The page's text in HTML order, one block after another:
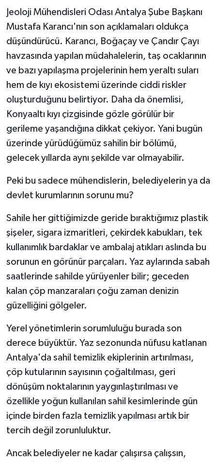
Jeoloji Mühendisleri Odası Antalya Şube Başkanı
Mustafa Karancı'nın son açıklamaları oldukça
düşündürücü. Karancı, Boğaçay ve Çandır Çayı
havzasında yapılan müdahalelerin, taş ocaklarının
ve bazı yapılaşma projelerinin hem yeraltı suları
hem de kıyı ekosistemi üzerinde ciddi riskler
oluşturduğunu belirtiyor. Daha da önemlisi,
Konyaaltı kıyı çizgisinde gözle görülür bir
gerileme yaşandığına dikkat çekiyor. Yani bugün
üzerinde yürüdüğümüz sahilin bir bölümü,
gelecek yıllarda aynı şekilde var olmayabilir.
Peki bu sadece mühendislerin, belediyelerin ya da
devlet kurumlarının sorunu mu?
Sahile her gittiğimizde geride bıraktığımız plastik
şişeler, sigara izmaritleri, çekirdek kabukları, tek
kullanımlık bardaklar ve ambalaj atıkları aslında bu
sorunun en görünür parçaları. Yaz aylarında sabah
saatlerinde sahilde yürüyenler bilir; geceden
kalan çöp manzaraları çoğu zaman denizin
güzelliğini gölgeler.
Yerel yönetimlerin sorumluluğu burada son
derece büyüktür. Yaz sezonunda nüfusu katlanan
Antalya'da sahil temizlik ekiplerinin artırılması,
çöp kutularının sayısının çoğaltılması, geri
dönüşüm noktalarının yaygınlaştırılması ve
özellikle yoğun kullanılan sahil kesimlerinde gün
içinde birden fazla temizlik yapılması artık bir
tercih değil zorunluluktur.
Ancak belediyeler ne kadar çalışırsa çalışsın,